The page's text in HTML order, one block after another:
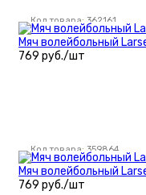
Код товара: 362161
Мяч волейбольный
769 руб./шт
Код товара: 359864
Мяч волейбольный
769 руб./шт